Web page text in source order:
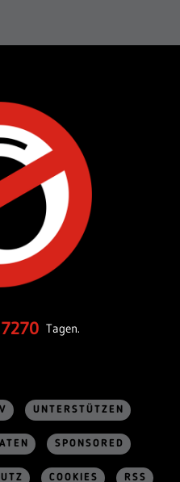
7270 Tagen.
UNTERSTÜTZEN
SPONSORED
COOKIES RSS